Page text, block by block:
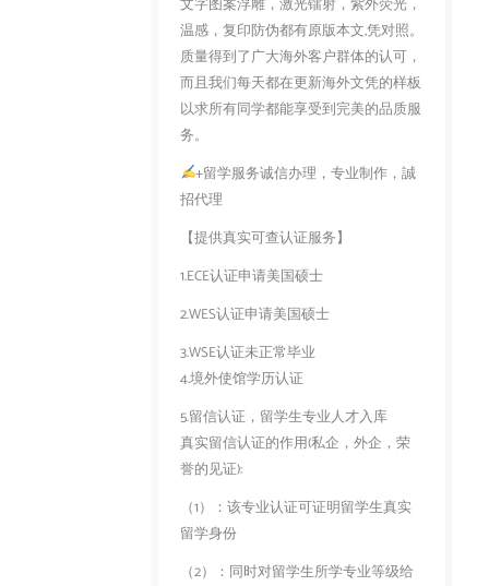
文字图案浮雕，激光镭射，紫外荧光，
温感，复印防伪都有原版本文,凭对照。
质量得到了广大海外客户群体的认可，
而且我们每天都在更新海外文凭的样板
以求所有同学都能享受到完美的品质服
务。
+留学服务诚信办理，专业制作，誠
招代理
【提供真实可查认证服务】
1.ECE认证申请美国硕士
2.WES认证申请美国硕士
3.WSE认证未正常毕业
4.境外使馆学历认证
5.留信认证，留学生专业人才入库
真实留信认证的作用(私企，外企，荣
誉的见证):
（1）：该专业认证可证明留学生真实
留学身份
（2）：同时对留学生所学专业等级给